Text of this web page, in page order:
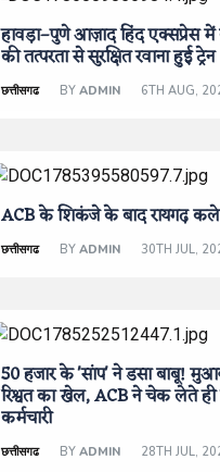
हावड़ा–पुणे आज़ाद हिंद एक्सप्रेस
की तत्परता से सुरक्षित रवाना हुई ट्रेन
छत्तीसगढ BY ADMIN 6TH AUG,
ACB के शिकंजे के बाद रायगढ़
छत्तीसगढ BY ADMIN 30TH JUL,
50 हजार के 'सांप' ने डसा बाबू!
रिश्वत का खेल, ACB ने चेक लेते
कर्मचारी
छत्तीसगढ BY ADMIN 28TH JUL,